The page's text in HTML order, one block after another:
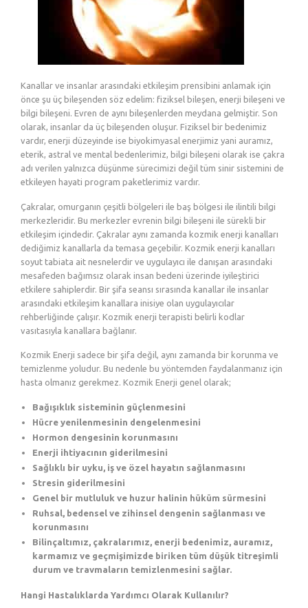
Kanallar ve insanlar arasındaki etkileşim prensibini anlamak için
önce şu üç bileşenden söz edelim: fiziksel bileşen, enerji bileşeni ve
bilgi bileşeni. Evren de aynı bileşenlerden meydana gelmiştir. Son
olarak, insanlar da üç bileşenden oluşur. Fiziksel bir bedenimiz
vardır, enerji düzeyinde ise biyokimyasal enerjimiz yani auramız,
eterik, astral ve mental bedenlerimiz, bilgi bileşeni olarak ise çakra
adı verilen yalnızca düşünme sürecimizi değil tüm sinir sistemini de
etkileyen hayati program paketlerimiz vardır.
Çakralar, omurganın çeşitli bölgeleri ile baş bölgesi ile ilintili bilgi
merkezleridir. Bu merkezler evrenin bilgi bileşeni ile sürekli bir
etkileşim içindedir. Çakralar aynı zamanda kozmik enerji kanalları
dediğimiz kanallarla da temasa geçebilir. Kozmik enerji kanalları
soyut tabiata ait nesnelerdir ve uygulayıcı ile danışan arasındaki
mesafeden bağımsız olarak insan bedeni üzerinde iyileştirici
etkilere sahiplerdir. Bir şifa seansı sırasında kanallar ile insanlar
arasındaki etkileşim kanallara inisiye olan uygulayıcılar
rehberliğinde çalışır. Kozmik enerji terapisti belirli kodlar
vasıtasıyla kanallara bağlanır.
Kozmik Enerji sadece bir şifa değil, aynı zamanda bir korunma ve
temizlenme yoludur. Bu nedenle bu yöntemden faydalanmanız için
hasta olmanız gerekmez. Kozmik Enerji genel olarak;
Bağışıklık sisteminin güçlenmesini
Hücre yenilenmesinin dengelenmesini
Hormon dengesinin korunmasını
Enerji ihtiyacının giderilmesini
Sağlıklı bir uyku, iş ve özel hayatın sağlanmasını
Stresin giderilmesini
Genel bir mutluluk ve huzur halinin hüküm sürmesini
Ruhsal, bedensel ve zihinsel dengenin sağlanması ve
korunmasını
Bilinçaltımız, çakralarımız, enerji bedenimiz, auramız,
karmamız ve geçmişimizde biriken tüm düşük titreşimli
durum ve travmaların temizlenmesini sağlar.
Hangi Hastalıklarda Yardımcı Olarak Kullanılır?